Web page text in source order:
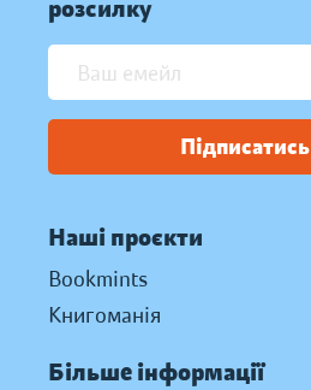
розсилку
Підписатись
Наші проєкти
Bookmints
Книгоманія
Більше інформації